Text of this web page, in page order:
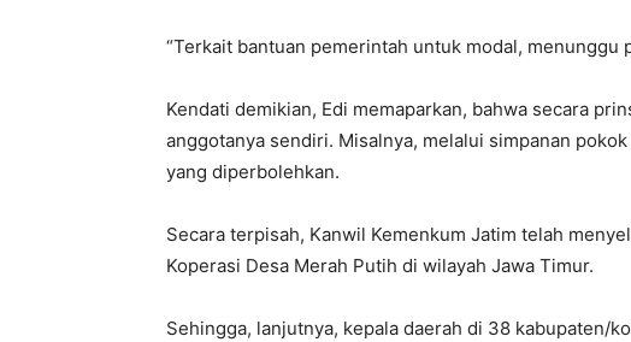
“Terkait bantuan pemerintah untuk modal, menunggu
Kendati demikian, Edi memaparkan, bahwa secara
anggotanya sendiri. Misalnya, melalui simpanan
yang diperbolehkan.
Secara terpisah, Kanwil Kemenkum Jatim telah
Koperasi Desa Merah Putih di wilayah Jawa Timur.
Sehingga, lanjutnya, kepala daerah di 38 kabupaten/